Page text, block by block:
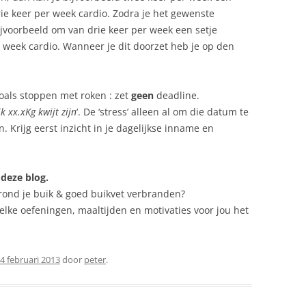
keer per week cardio. Zodra je het gewenste
om van drie keer per week een setje
cardio. Wanneer je dit doorzet heb je op den
stoppen met roken : zet geen deadline.
xx.xKg kwijt zijn‘. De ‘stress’ alleen al om die datum te
Krijg eerst inzicht in je dagelijkse inname en
blog.
je buik & goed buikvet verbranden?
oefeningen, maaltijden en motivaties voor jou het
februari 2013door peter.